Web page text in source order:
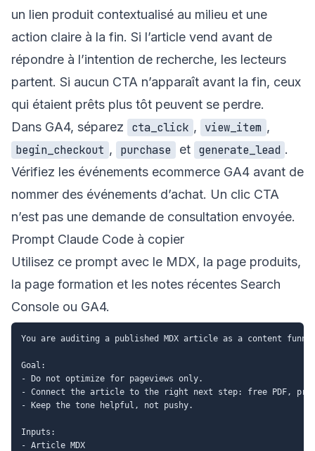
un lien produit contextualisé au milieu et une
action claire à la fin. Si l’article vend avant de
répondre à l’intention de recherche, les lecteurs
partent. Si aucun CTA n’apparaît avant la fin, ceux
qui étaient prêts plus tôt peuvent se perdre.
Dans GA4, séparez
cta_click , view_item ,
begin_checkout , purchase et generate_lead .
Vérifiez les événements ecommerce GA4 avant de
nommer des événements d’achat. Un clic CTA
n’est pas une demande de consultation envoyée.
Prompt Claude Code à copier
Utilisez ce prompt avec le MDX, la page produits,
la page formation et les notes récentes Search
Console ou GA4.
You are auditing a published MDX article as a content
Goal:
- Do not optimize for pageviews only.
- Connect the article to the right next step: free PDF,
- Keep the tone helpful, not pushy.
Inputs:
- Article MDX